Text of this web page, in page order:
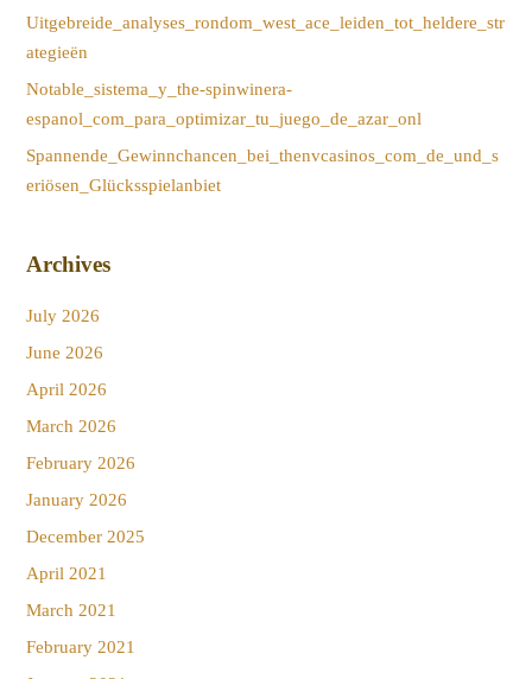
Uitgebreide_analyses_rondom_west_ace_leiden_tot_heldere_str
ategieën
Notable_sistema_y_the-spinwinera-
espanol_com_para_optimizar_tu_juego_de_azar_onl
Spannende_Gewinnchancen_bei_thenvcasinos_com_de_und_s
eriösen_Glücksspielanbiet
Archives
July 2026
June 2026
April 2026
March 2026
February 2026
January 2026
December 2025
April 2021
March 2021
February 2021